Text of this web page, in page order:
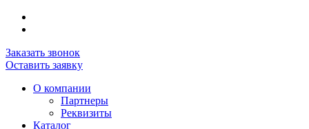
Заказать звонок
Оставить заявку
О компании
Партнеры
Реквизиты
Каталог